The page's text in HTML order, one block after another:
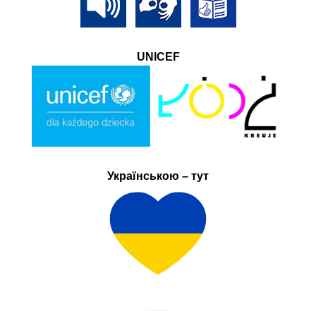
UNICEF
Українською – тут